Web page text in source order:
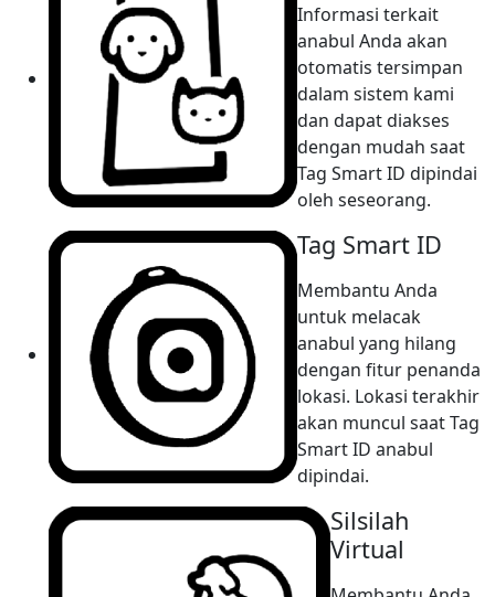
Informasi terkait
anabul Anda akan
otomatis tersimpan
dalam sistem kami
dan dapat diakses
dengan mudah saat
Tag Smart ID dipindai
oleh seseorang.
Tag Smart ID
Membantu Anda
untuk melacak
anabul yang hilang
dengan fitur penanda
lokasi. Lokasi terakhir
akan muncul saat Tag
Smart ID anabul
dipindai.
Silsilah
Virtual